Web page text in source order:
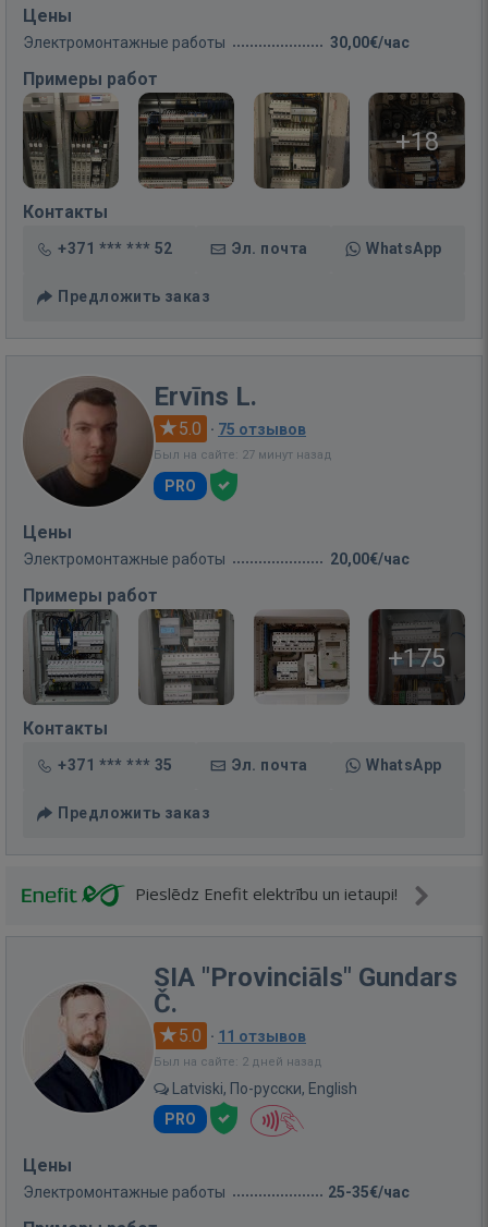
Цены
Электромонтажные работы 30,00€/час
Примеры работ
+18
Контакты
+371 *** *** 52 Эл. почта WhatsApp
Предложить заказ
Ervīns L.
5.0 · 75 отзывов
Был на сайте: 27 минут назад
PRO
Цены
Электромонтажные работы 20,00€/час
Примеры работ
+175
Контакты
+371 *** *** 35 Эл. почта WhatsApp
Предложить заказ
Pieslēdz Enefit elektrību un ietaupi!
SIA "Provinciāls" Gundars
Č.
5.0 · 11 отзывов
Был на сайте: 2 дней назад
Latviski, По-русски, English
PRO
Цены
Электромонтажные работы 25-35€/час